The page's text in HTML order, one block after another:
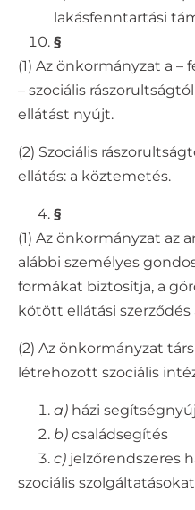
lakásfenntartási
§
(1) Az önkormányzat a
– szociális
ellátást nyújt.
(2) Szociális
ellátás: a köztemetés.
§
(1) Az önkormányzat az
alábbi személyes
formákat biztosítja, a
kötött ellátási
(2) Az önkormányzat
létrehozott szociális
a) házi
b) családsegítés
c) jelzőrendszeres
szociális